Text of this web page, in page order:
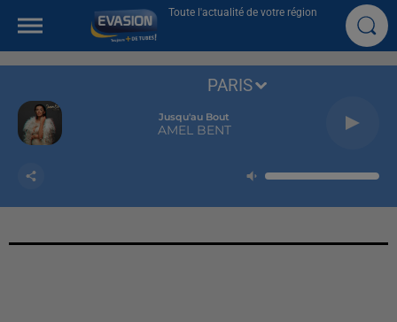
Toute l'actualité de votre région
Jusqu'au Bout
AMEL BENT
PARIS